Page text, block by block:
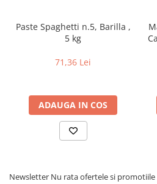
Paste Spaghetti n.5, Barilla ,
5 kg
71,36 Lei
ADAUGA IN COS
Newsletter Nu rata ofertele si